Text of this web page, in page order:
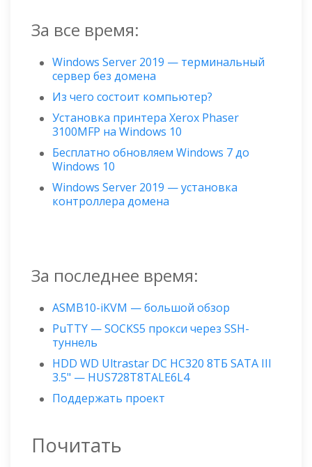
За все время:
Windows Server 2019 — терминальный
сервер без домена
Из чего состоит компьютер?
Установка принтера Xerox Phaser
3100MFP на Windows 10
Бесплатно обновляем Windows 7 до
Windows 10
Windows Server 2019 — установка
контроллера домена
За последнее время:
ASMB10-iKVM — большой обзор
PuTTY — SOCKS5 прокси через SSH-
туннель
HDD WD Ultrastar DC HC320 8ТБ SATA III
3.5" — HUS728T8TALE6L4
Поддержать проект
Почитать